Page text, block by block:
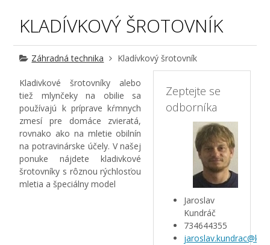
KLADÍVKOVÝ ŠROTOVNÍK
Záhradná technika Kladívkový šrotovník
Zeptejte se
odborníka
Jaroslav
Kundráč
734644355
Kladivkové šrotovníky alebo
tiež mlynčeky na obilie sa
používajú k príprave kŕmnych
zmesí pre domáce zvieratá,
rovnako ako na mletie obilnín
na potravinárske účely. V našej
ponuke nájdete kladivkové
šrotovníky s rôznou rýchlosťou
mletia a špeciálny model